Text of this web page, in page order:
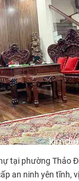
tại phường Thảo
an ninh yên tĩnh,